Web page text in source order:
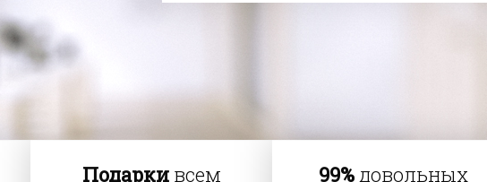
Подаркивсем 99%довольных